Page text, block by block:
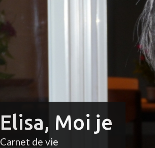
Elisa, Moi je
Carnet de vie